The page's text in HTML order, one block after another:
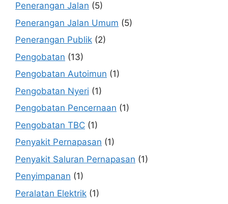
Penerangan Jalan (5)
Penerangan Jalan Umum (5)
Penerangan Publik (2)
Pengobatan (13)
Pengobatan Autoimun (1)
Pengobatan Nyeri (1)
Pengobatan Pencernaan (1)
Pengobatan TBC (1)
Penyakit Pernapasan (1)
Penyakit Saluran Pernapasan (1)
Penyimpanan (1)
Peralatan Elektrik (1)